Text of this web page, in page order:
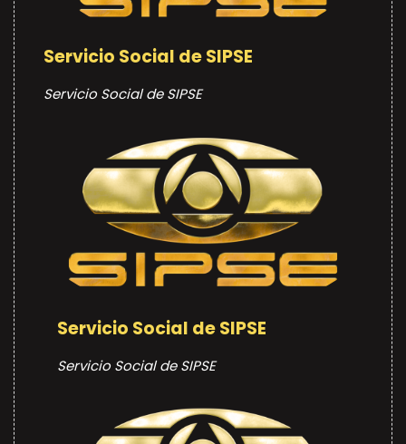
Servicio Social de SIPSE
Servicio Social de SIPSE
Servicio Social de SIPSE
Servicio Social de SIPSE